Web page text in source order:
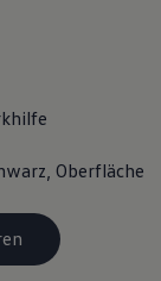
Oberfläche